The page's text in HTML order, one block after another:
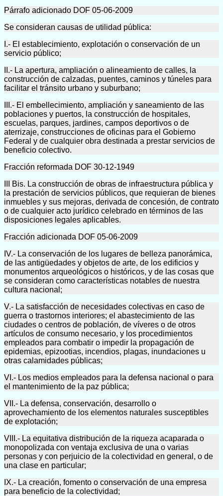
Párrafo adicionado DOF 05-06-2009
Se consideran causas de utilidad pública:
I.- El establecimiento, explotación o conservación de un
servicio público;
II.- La apertura, ampliación o alineamiento de calles, la
construcción de calzadas, puentes, caminos y túneles para
facilitar el tránsito urbano y suburbano;
III.- El embellecimiento, ampliación y saneamiento de las
poblaciones y puertos, la construcción de hospitales,
escuelas, parques, jardines, campos deportivos o de
aterrizaje, construcciones de oficinas para el Gobierno
Federal y de cualquier obra destinada a prestar servicios de
beneficio colectivo.
Fracción reformada DOF 30-12-1949
III Bis. La construcción de obras de infraestructura pública y
la prestación de servicios públicos, que requieran de bienes
inmuebles y sus mejoras, derivada de concesión, de contrato
o de cualquier acto jurídico celebrado en términos de las
disposiciones legales aplicables.
Fracción adicionada DOF 05-06-2009
IV.- La conservación de los lugares de belleza panorámica,
de las antigüedades y objetos de arte, de los edificios y
monumentos arqueológicos o históricos, y de las cosas que
se consideran como características notables de nuestra
cultura nacional;
V.- La satisfacción de necesidades colectivas en caso de
guerra o trastornos interiores; el abastecimiento de las
ciudades o centros de población, de víveres o de otros
artículos de consumo necesario, y los procedimientos
empleados para combatir o impedir la propagación de
epidemias, epizootias, incendios, plagas, inundaciones u
otras calamidades públicas;
VI.- Los medios empleados para la defensa nacional o para
el mantenimiento de la paz pública;
VII.- La defensa, conservación, desarrollo o
aprovechamiento de los elementos naturales susceptibles
de explotación;
VIII.- La equitativa distribución de la riqueza acaparada o
monopolizada con ventaja exclusiva de una o varias
personas y con perjuicio de la colectividad en general, o de
una clase en particular;
IX.- La creación, fomento o conservación de una empresa
para beneficio de la colectividad;